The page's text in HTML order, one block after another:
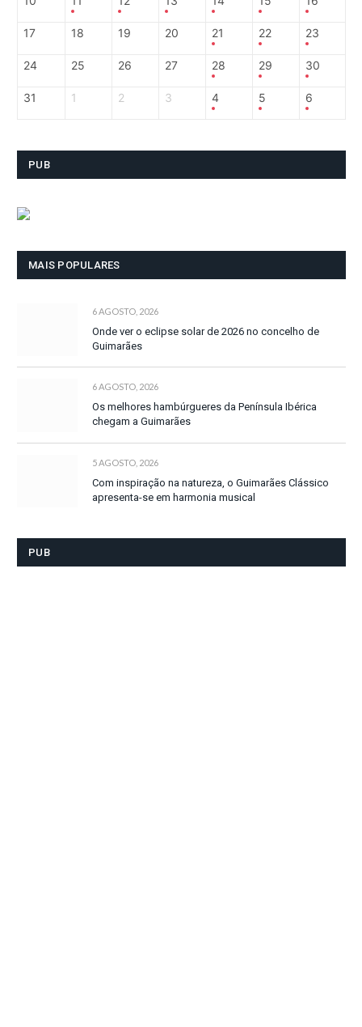
17 18 19 20 21 22 23
24 25 26 27 28 29 30
31 1 2 3 4 5 6
PUB
MAIS POPULARES
6 AGOSTO, 2026
Onde ver o eclipse solar de 2026 no concelho de
Guimarães
6 AGOSTO, 2026
Os melhores hambúrgueres da Península Ibérica
chegam a Guimarães
5 AGOSTO, 2026
Com inspiração na natureza, o Guimarães Clássico
apresenta-se em harmonia musical
PUB